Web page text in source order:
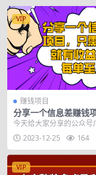
VIP
赚钱项目
分享一个信息差赚钱
需要是私信就有收益
每单至少50+
今天给大家分享的公众号
差 最近，荔枝又发现了一
行的方法，只需向公...
2023-12-25 164
VIP